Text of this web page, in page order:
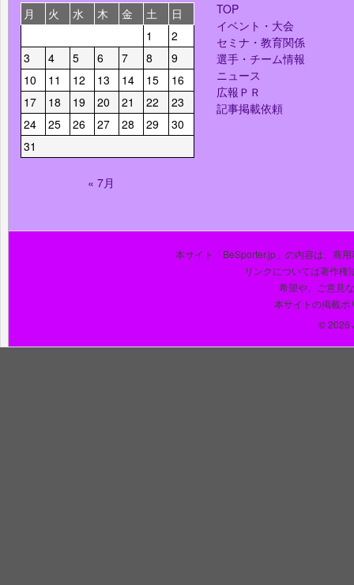
月
火 水 木 金 土
日
1
2
3
4 5 6 7 8
9
10
11 12 13 14 15
16
17
18 19 20 21 22
23
24
25 26 27 28 29
30
31
« 7月
TOP
イベント・大会
セミナ・教育関係
選手・チーム情報
ニュース
広報ＰＲ
記事掲載依頼
本サイト「BeSporter.jp」の内容は、商
リンクについては著作権
希望や、ご意見
本サイトの掲載ポ
© 2026